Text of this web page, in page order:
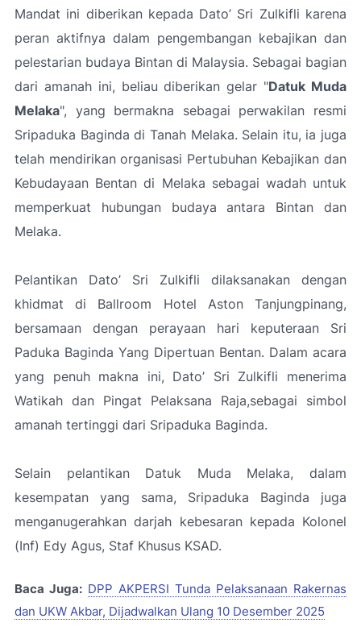
Mandat ini diberikan kepada Dato’ Sri Zulkifli karena
peran aktifnya dalam pengembangan kebajikan dan
pelestarian budaya Bintan di Malaysia. Sebagai bagian
dari amanah ini, beliau diberikan gelar "Datuk Muda
Melaka", yang bermakna sebagai perwakilan resmi
Sripaduka Baginda di Tanah Melaka. Selain itu, ia juga
telah mendirikan organisasi Pertubuhan Kebajikan dan
Kebudayaan Bentan di Melaka sebagai wadah untuk
memperkuat hubungan budaya antara Bintan dan
Melaka.
Pelantikan Dato’ Sri Zulkifli dilaksanakan dengan
khidmat di Ballroom Hotel Aston Tanjungpinang,
bersamaan dengan perayaan hari keputeraan Sri
Paduka Baginda Yang Dipertuan Bentan. Dalam acara
yang penuh makna ini, Dato’ Sri Zulkifli menerima
Watikah dan Pingat Pelaksana Raja,sebagai simbol
amanah tertinggi dari Sripaduka Baginda.
Selain pelantikan Datuk Muda Melaka, dalam
kesempatan yang sama, Sripaduka Baginda juga
menganugerahkan darjah kebesaran kepada Kolonel
(Inf) Edy Agus, Staf Khusus KSAD.
Baca Juga: DPP AKPERSI Tunda Pelaksanaan Rakernas
dan UKW Akbar, Dijadwalkan Ulang 10 Desember 2025